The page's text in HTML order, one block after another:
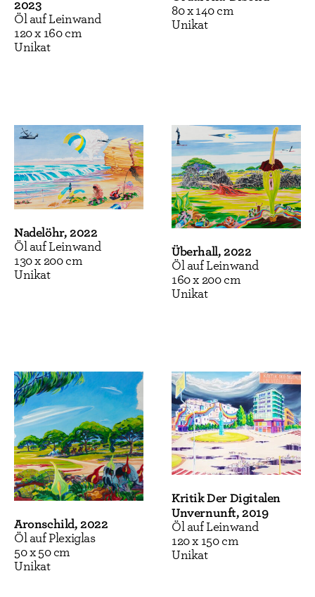
2023
Öl auf Leinwand
120 x 160 cm
Unikat
80 x 140 cm
Unikat
Nadelöhr, 2022
Öl auf Leinwand
130 x 200 cm
Unikat
Überhall, 2022
Öl auf Leinwand
160 x 200 cm
Unikat
Aronschild, 2022
Öl auf Plexiglas
50 x 50 cm
Unikat
Kritik Der Digitalen
Unvernunft, 2019
Öl auf Leinwand
120 x 150 cm
Unikat